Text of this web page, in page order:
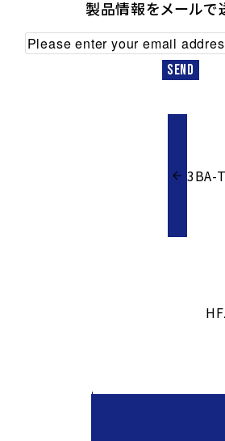
製品情報をメールで
3BA-